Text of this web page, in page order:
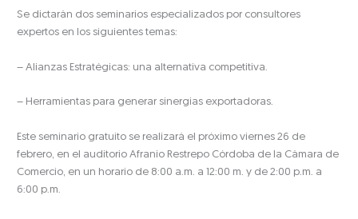
Se dictarán dos seminarios especializados por consultores
expertos en los siguientes temas:
– Alianzas Estratégicas: una alternativa competitiva.
– Herramientas para generar sinergias exportadoras.
Este seminario gratuito se realizará el próximo viernes 26 de
febrero, en el auditorio Afranio Restrepo Córdoba de la Cámara de
Comercio, en un horario de 8:00 a.m. a 12:00 m. y de 2:00 p.m. a
6:00 p.m.